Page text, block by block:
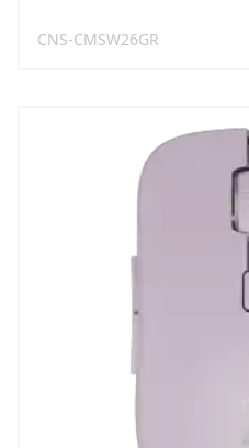
CNS-CMSW26GR